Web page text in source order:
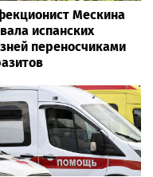
Мескина
испанских
переносчиками